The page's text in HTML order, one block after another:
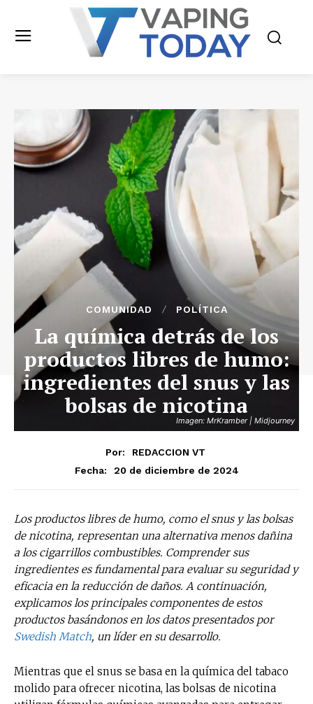
Imagen: MrKramber | Midjourney
COMUNIDAD POLÍTICA
La química detrás de los
productos libres de humo:
ingredientes del snus y las
bolsas de nicotina
Por:
REDACCION VT
Fecha:
20 de diciembre de 2024
Los productos libres de humo, como el snus y las bolsas
de nicotina, representan una alternativa menos dañina
a los cigarrillos combustibles. Comprender sus
ingredientes es fundamental para evaluar su seguridad y
eficacia en la reducción de daños. A continuación,
explicamos los principales componentes de estos
productos basándonos en los datos presentados por
Swedish Match, un líder en su desarrollo.
Mientras que el snus se basa en la química del tabaco
molido para ofrecer nicotina, las bolsas de nicotina